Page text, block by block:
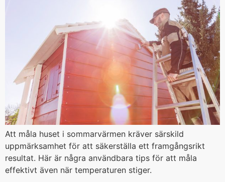
Att måla huset i sommarvärmen kräver särskild
uppmärksamhet för att säkerställa ett framgångsrikt
resultat. Här är några användbara tips för att måla
effektivt även när temperaturen stiger.